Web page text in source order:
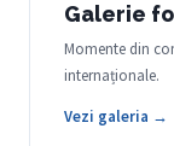
Galerie
Momente din
internaționale.
Vezi galeria →